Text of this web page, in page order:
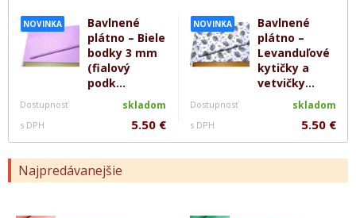
NOVINKA
Bavlnené
plátno – Biele
bodky 3 mm
(fialový
podk...
Dostupnosť skladom
s DPH 5.50 €
NOVINKA
Bavlnené
plátno –
Levanduľové
kytičky a
vetvičky...
Dostupnosť skladom
s DPH 5.50 €
Najpredávanejšie